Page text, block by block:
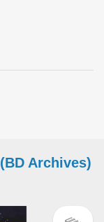
(BD Archives)